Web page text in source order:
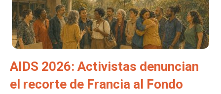
AIDS 2026: Activistas denuncian
el recorte de Francia al Fondo